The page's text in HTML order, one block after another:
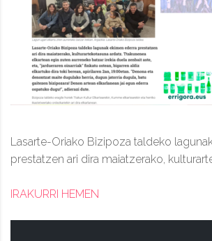
Lasarte-Oriako Bizipoza taldeko
prestatzen ari dira maiatzerako,
IRAKURRI HEMEN